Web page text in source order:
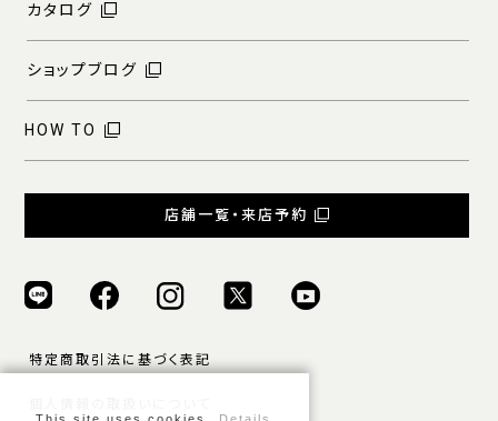
カタログ
ショップブログ
HOW TO
店舗一覧・来店予約
特定商取引法に基づく表記